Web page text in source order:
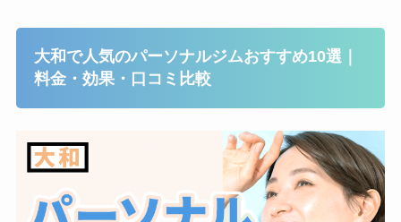
大和で人気のパーソナルジムおすすめ10選｜
料金・効果・口コミ比較